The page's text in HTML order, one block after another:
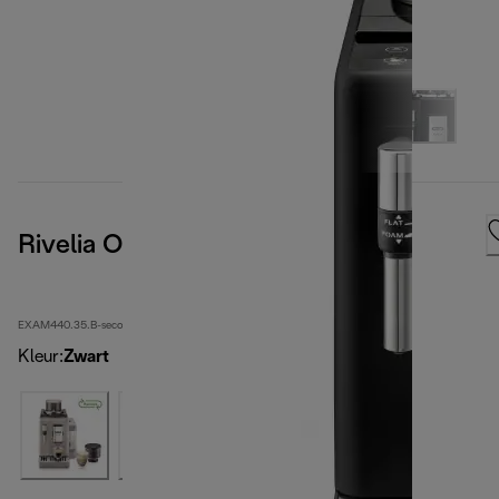
Rivelia Onyx Black
EXAM440.35.B-second
Kleur:Zwart